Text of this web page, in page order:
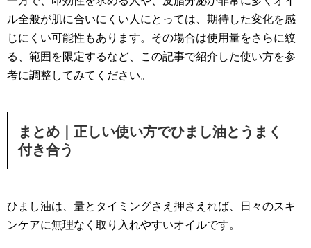
ル全般が肌に合いにくい人にとっては、期待した変化を感
じにくい可能性もあります。その場合は使用量をさらに絞
る、範囲を限定するなど、この記事で紹介した使い方を参
考に調整してみてください。
まとめ｜正しい使い方でひまし油とうまく
付き合う
ひまし油は、量とタイミングさえ押さえれば、日々のスキ
ンケアに無理なく取り入れやすいオイルです。